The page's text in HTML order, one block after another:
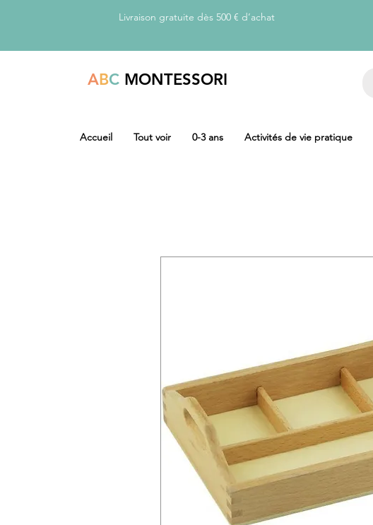
Livraison gratuite dès 500 € d’achat
ABC MONTESSORI
Accueil Tout voir 0-3 ans Activités de vie pratique